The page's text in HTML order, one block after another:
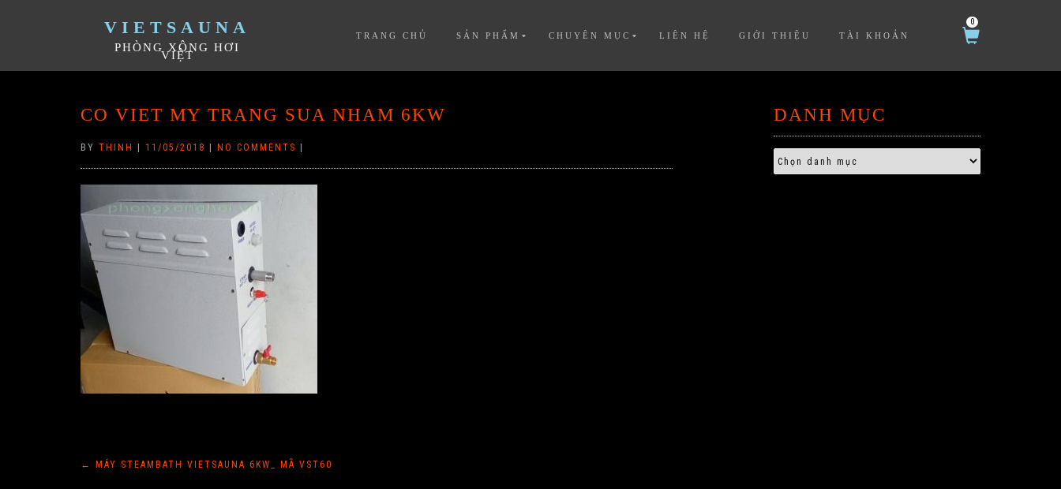
VIETSAUNA
PHÒNG XÔNG HƠI
VIỆT
TRANG CHỦ SẢN PHẨM CHUYÊN MỤC LIÊN HỆ GIỚI THIỆU TÀI KHOẢN
0
CO VIET MY TRANG SUA NHAM 6KW
BY THINH 11/05/2018 NO COMMENTS
Điều
← MÁY STEAMBATH VIETSAUNA 6KW_ MÃ VST60
DANH MỤC